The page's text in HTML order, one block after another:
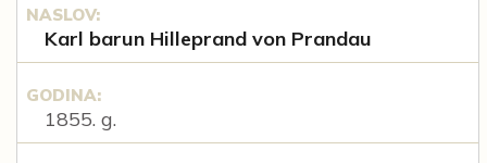
NASLOV:
Karl barun Hilleprand von Prandau
GODINA:
1855. g.